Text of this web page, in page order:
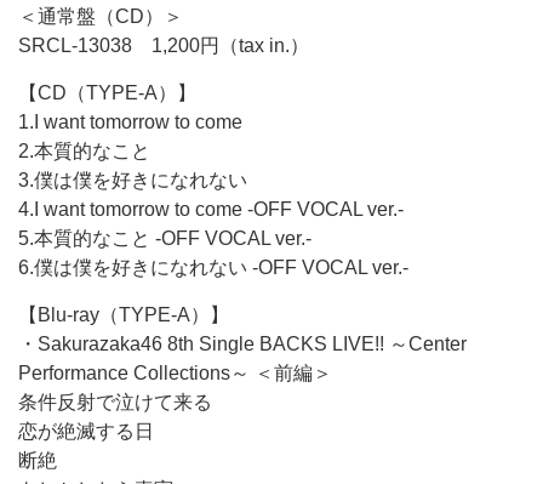
＜通常盤（CD）＞
SRCL-13038 1,200円（tax in.）
【CD（TYPE-A）】
1.I want tomorrow to come
2.本質的なこと
3.僕は僕を好きになれない
4.I want tomorrow to come -OFF VOCAL ver.-
5.本質的なこと -OFF VOCAL ver.-
6.僕は僕を好きになれない -OFF VOCAL ver.-
【Blu-ray（TYPE-A）】
・Sakurazaka46 8th Single BACKS LIVE!! ～Center
Performance Collections～ ＜前編＞
条件反射で泣けて来る
恋が絶滅する日
断絶